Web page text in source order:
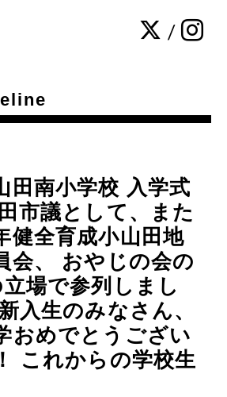
/
田南小学校 入学式
市議として、また
健全育成小山田地
会、 おやじの会の
場で参列しまし
入生のみなさん、
おめでとうござい
これからの学校生